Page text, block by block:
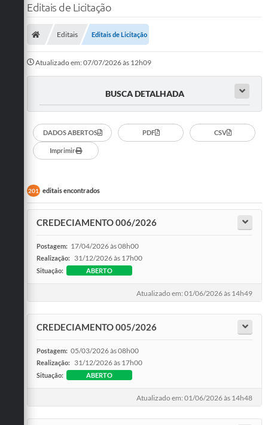
Editais de Licitação
Editais Editais de Licitação
Atualizado em: 07/07/2026 às 12h09
BUSCA DETALHADA
DADOS ABERTOS PDF CSV
Imprimir
201 editais encontrados
CREDECIAMENTO 006/2026
Postagem: 17/04/2026 às 08h00
Realização: 31/12/2026 às 17h00
Situação: ABERTO
Atualizado em: 01/06/2026 às 14h49
CREDECIAMENTO 005/2026
Postagem: 05/03/2026 às 08h00
Realização: 31/12/2026 às 17h00
Situação: ABERTO
Atualizado em: 01/06/2026 às 14h48